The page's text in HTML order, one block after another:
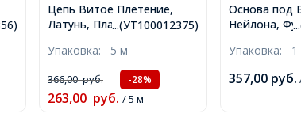
...(УТ100012375)
Цепь Витое Плетение,
Латунь, Платина, Звено:
Упаковка: 5 м
366,00руб. -28%
263,00 руб. / 5 м
Основа под
Нейлона,
Цвет:
21см,
2.5мм,
Упаковка:
357,00 руб.